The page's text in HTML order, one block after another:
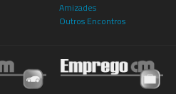
Amizades
Outros Encontros